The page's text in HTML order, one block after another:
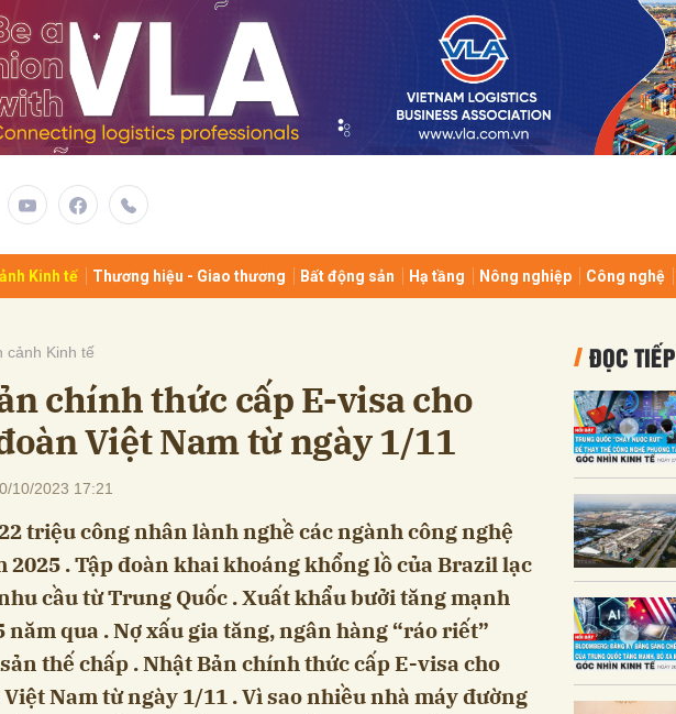
Kinh tế Thương hiệu - Giao thương Bất động sản Hạ tầng Nông nghiệp Công nghệ
cảnh Kinh tế
chính thức cấp E-visa cho
Việt Nam từ ngày 1/11
10/2023 17:21
triệu công nhân lành nghề các ngành công nghệ
2025 . Tập đoàn khai khoáng khổng lồ của Brazil lạc
cầu từ Trung Quốc . Xuất khẩu bưởi tăng mạnh
qua . Nợ xấu gia tăng, ngân hàng “ráo riết”
thế chấp . Nhật Bản chính thức cấp E-visa cho
Nam từ ngày 1/11 . Vì sao nhiều nhà máy đường
ĐỌC TIẾP
Gửi bình luận